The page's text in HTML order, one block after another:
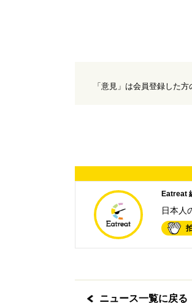
「意見」は会員登録した方
Eatreat
日本人
ニュース一覧に戻る